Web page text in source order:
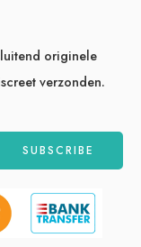
originele
verzonden.